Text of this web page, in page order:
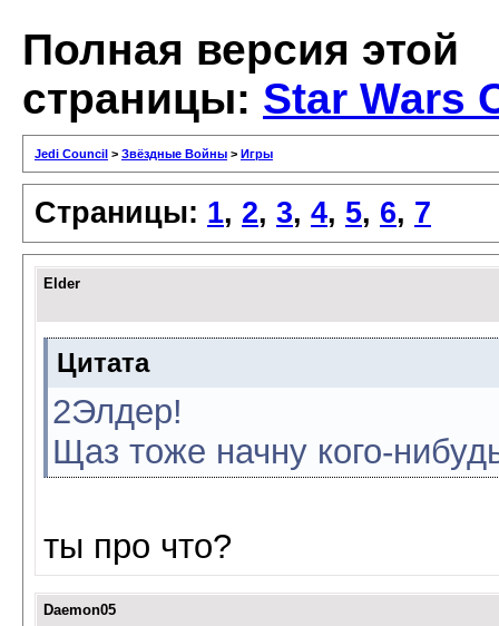
Полная версия этой
страницы: Star Wars
Jedi Council > Звёздные Войны > Игры
Страницы: 1, 2, 3, 4, 5, 6, 7
Elder
Цитата
2Элдер!
Щаз тоже начну кого-
ты про что?
Daemon05